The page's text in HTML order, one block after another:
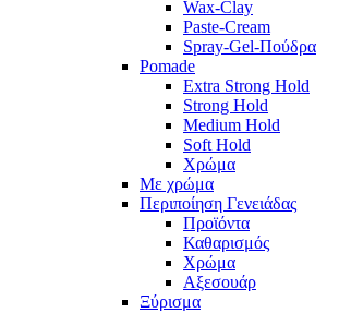
Wax-Clay
Paste-Cream
Spray-Gel-Πούδρα
Pomade
Extra Strong Hold
Strong Hold
Medium Hold
Soft Hold
Χρώμα
Με χρώμα
Περιποίηση Γενειάδας
Προϊόντα
Καθαρισμός
Χρώμα
Αξεσουάρ
Ξύρισμα